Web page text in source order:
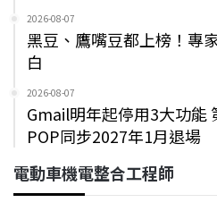
2026-08-07
黑豆、鷹嘴豆都上榜！專
白
2026-08-07
Gmail明年起停用3大功能
POP同步2027年1月退場
電動車機電整合工程師